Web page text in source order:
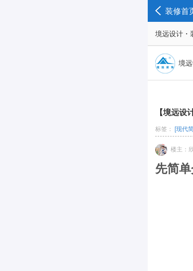
装修首
境远设计・
境
【境远
标签： [现代
楼主：
先简单
房
户
硬
风
装
设